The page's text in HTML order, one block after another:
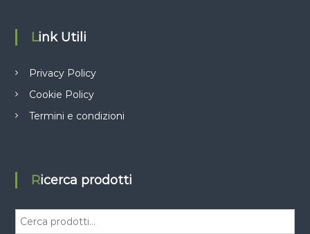
Link Utili
Privacy Policy
Cookie Policy
Termini e condizioni
Ricerca prodotti